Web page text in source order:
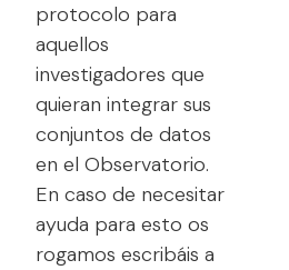
protocolo para
aquellos
investigadores que
quieran integrar sus
conjuntos de datos
en el Observatorio.
En caso de necesitar
ayuda para esto os
rogamos escribáis a